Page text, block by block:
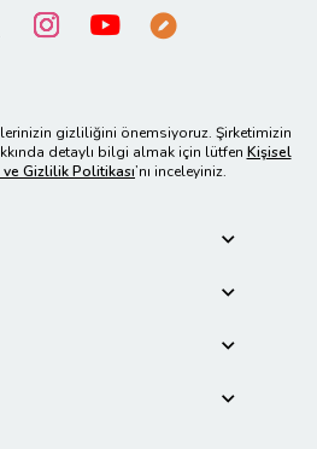
gizliliğini önemsiyoruz. Şirketimizin
detaylı bilgi almak için lütfen Kişisel
Gizlilik Politikası’nı inceleyiniz.